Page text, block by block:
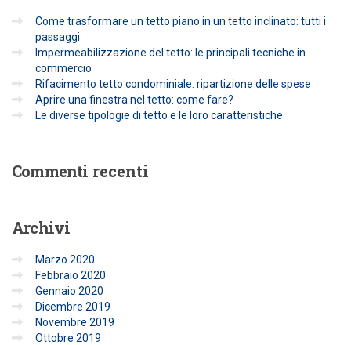
Come trasformare un tetto piano in un tetto inclinato: tutti i
passaggi
Impermeabilizzazione del tetto: le principali tecniche in
commercio
Rifacimento tetto condominiale: ripartizione delle spese
Aprire una finestra nel tetto: come fare?
Le diverse tipologie di tetto e le loro caratteristiche
Commenti recenti
Archivi
Marzo 2020
Febbraio 2020
Gennaio 2020
Dicembre 2019
Novembre 2019
Ottobre 2019